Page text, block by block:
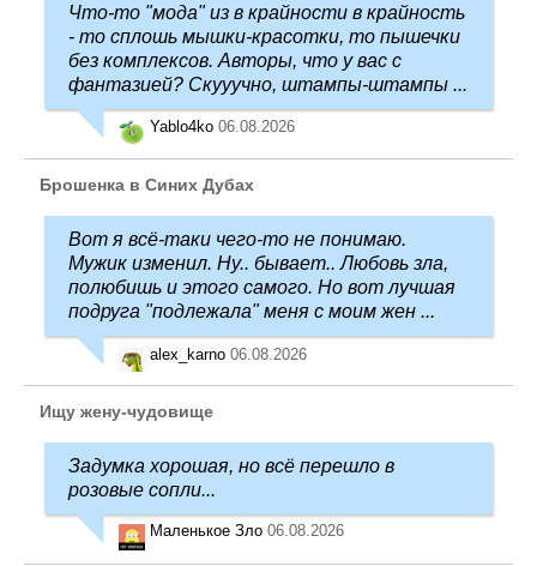
Что-то "мода" из в крайности в крайность
- то сплошь мышки-красотки, то пышечки
без комплексов. Авторы, что у вас с
фантазией? Скууучно, штампы-штампы ...
Yablo4ko 06.08.2026
Брошенка в Синих Дубах
Вот я всё-таки чего-то не понимаю.
Мужик изменил. Ну.. бывает.. Любовь зла,
полюбишь и этого самого. Но вот лучшая
подруга "подлежала" меня с моим жен ...
alex_karno 06.08.2026
Ищу жену-чудовище
Задумка хорошая, но всё перешло в
розовые сопли...
Маленькое Зло 06.08.2026